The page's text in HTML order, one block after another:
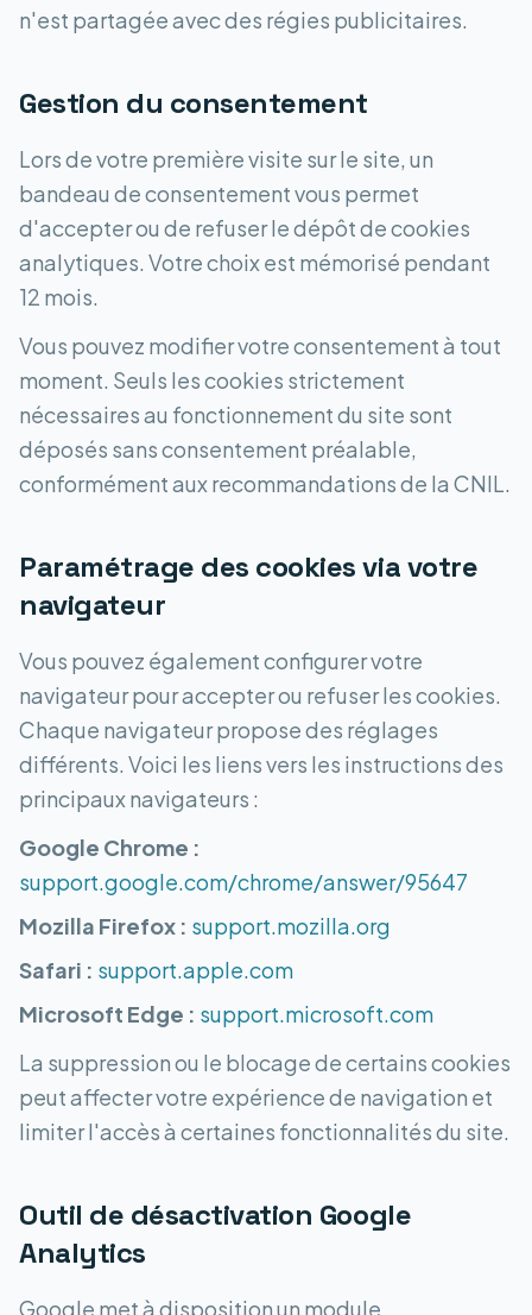
n'est partagée avec des régies publicitaires.
Gestion du consentement
Lors de votre première visite sur le site, un
bandeau de consentement vous permet
d'accepter ou de refuser le dépôt de cookies
analytiques. Votre choix est mémorisé pendant
12 mois.
Vous pouvez modifier votre consentement à tout
moment. Seuls les cookies strictement
nécessaires au fonctionnement du site sont
déposés sans consentement préalable,
conformément aux recommandations de la CNIL.
Paramétrage des cookies via votre
navigateur
Vous pouvez également configurer votre
navigateur pour accepter ou refuser les cookies.
Chaque navigateur propose des réglages
différents. Voici les liens vers les instructions des
principaux navigateurs :
Google Chrome :
support.google.com/chrome/answer/95647
Mozilla Firefox : support.mozilla.org
Safari : support.apple.com
Microsoft Edge : support.microsoft.com
La suppression ou le blocage de certains cookies
peut affecter votre expérience de navigation et
limiter l'accès à certaines fonctionnalités du site.
Outil de désactivation Google
Analytics
Google met à disposition un module